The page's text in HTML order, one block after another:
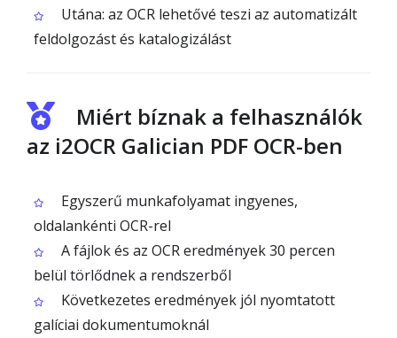
Utána: az OCR lehetővé teszi az automatizált
feldolgozást és katalogizálást
Miért bíznak a felhasználók
az i2OCR Galician PDF OCR-ben
Egyszerű munkafolyamat ingyenes,
oldalankénti OCR-rel
A fájlok és az OCR eredmények 30 percen
belül törlődnek a rendszerből
Következetes eredmények jól nyomtatott
galíciai dokumentumoknál